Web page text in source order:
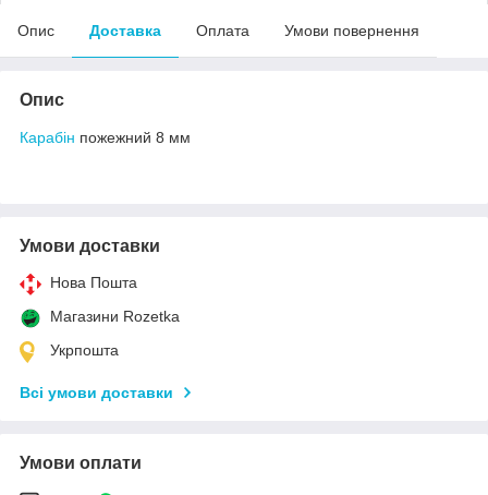
Опис Доставка Оплата Умови повернення
Опис
Карабін пожежний 8 мм
Умови доставки
Нова Пошта
Магазини Rozetka
Укрпошта
Всі умови доставки
Умови оплати